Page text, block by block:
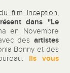
film Inception,
dans "Le
en Novembre
des artistes
Bonny et des
Ils vous